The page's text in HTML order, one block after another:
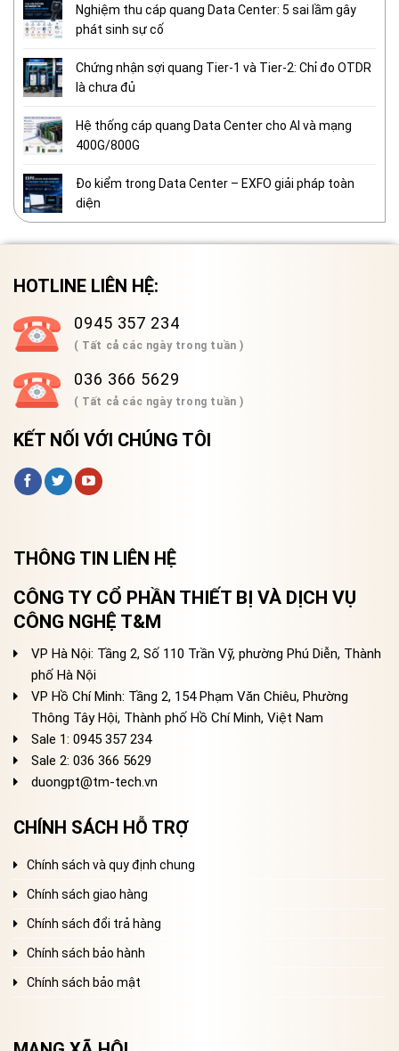
Nghiệm thu cáp quang Data Center: 5 sai lầm gây
phát sinh sự cố
Chứng nhận sợi quang Tier-1 và Tier-2: Chỉ đo OTDR
là chưa đủ
Hệ thống cáp quang Data Center cho AI và mạng
400G/800G
Đo kiểm trong Data Center – EXFO giải pháp toàn
diện
HOTLINE LIÊN HỆ:
0945 357 234
( Tất cả các ngày trong tuần )
036 366 5629
( Tất cả các ngày trong tuần )
KẾT NỐI VỚI CHÚNG TÔI
THÔNG TIN LIÊN HỆ
CÔNG TY CỔ PHẦN THIẾT BỊ VÀ DỊCH VỤ
CÔNG NGHỆ T&M
VP Hà Nội: Tầng 2, Số 110 Trần Vỹ, phường Phú Diễn, Thành
phố Hà Nội
VP Hồ Chí Minh: Tầng 2, 154 Phạm Văn Chiêu, Phường
Thông Tây Hội, Thành phố Hồ Chí Minh, Việt Nam
Sale 1: 0945 357 234
Sale 2: 036 366 5629
duongpt@tm-tech.vn
CHÍNH SÁCH HỖ TRỢ
Chính sách và quy định chung
Chính sách giao hàng
Chính sách đổi trả hàng
Chính sách bảo hành
Chính sách bảo mật